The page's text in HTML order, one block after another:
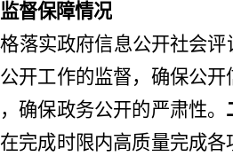
监督保障情况
落实政府信息公开社会
开工作的监督，确保公
确保政务公开的严肃性。
完成时限内高质量完成